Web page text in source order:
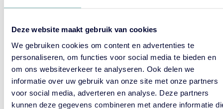
Deze website maakt gebruik van cookies
We gebruiken cookies om content en advertenties te
personaliseren, om functies voor social media te bieden en
om ons websiteverkeer te analyseren. Ook delen we
informatie over uw gebruik van onze site met onze partners
voor social media, adverteren en analyse. Deze partners
kunnen deze gegevens combineren met andere informatie
bijvoorbeeld een diner of andere
Komen jullie op iedere locatie?
Ontvangt de winnaar een prijs?
Is de quiz niet te moeilijk? Of juist te
makkelijk?